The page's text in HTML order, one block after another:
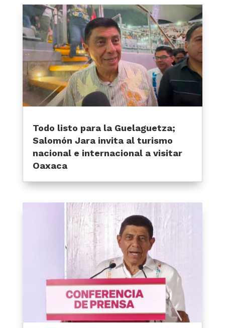
Todo listo para la Guelaguetza;
Salomón Jara invita al turismo
nacional e internacional a visitar
Oaxaca